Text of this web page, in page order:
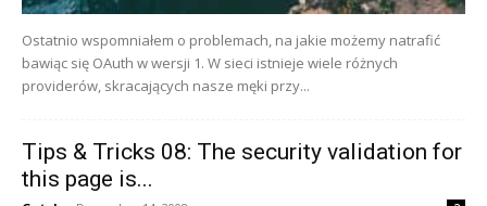
Ostatnio wspomniałem o problemach, na jakie możemy natrafić
bawiąc się OAuth w wersji 1. W sieci istnieje wiele różnych
providerów, skracających nasze męki przy...
Tips & Tricks 08: The security validation for
this page is...